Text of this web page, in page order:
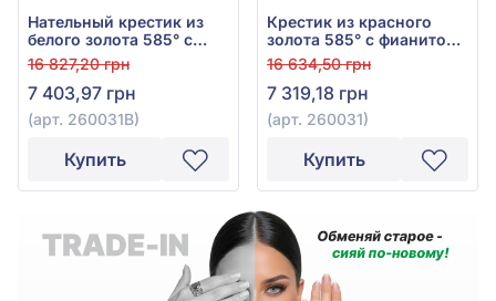
Нательный крестик из
белого золота 585° с
фианитом, арт. 260031В
16 827,20 грн
7 403,97 грн
(арт. 260031В)
Купить
Крестик из красного
золота 585° с фианитом,
арт. 260031
16 634,50 грн
7 319,18 грн
(арт. 260031)
Купить